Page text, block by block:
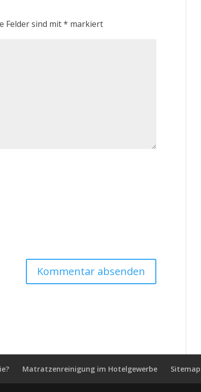
Felder sind mit* markiert
Matratzenreinigung im Hotelgewerbe Sitemap